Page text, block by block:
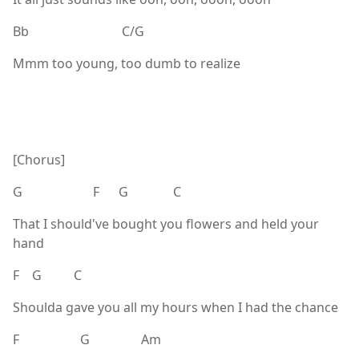
Bb C/G
Mmm too young, too dumb to realize
[Chorus]
G F G C
That I should've bought you flowers and held your
hand
F G C
Shoulda gave you all my hours when I had the chance
F G Am